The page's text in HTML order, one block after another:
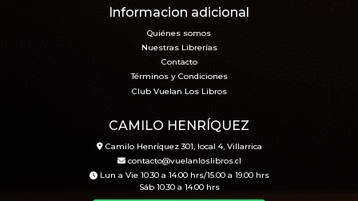
Informacion adicional
Quiénes somos
Nuestras Librerías
Contacto
Términos y Condiciones
Club Vuelan Los Libros
CAMILO HENRÍQUEZ
Camilo Henríquez 301, local 4, Villarrica
contacto@vuelanloslibros.cl
Lun a Vie 10.30 a 14.00 hrs/15.00 a 19.00 hrs
Sáb 10.30 a 14.00 hrs